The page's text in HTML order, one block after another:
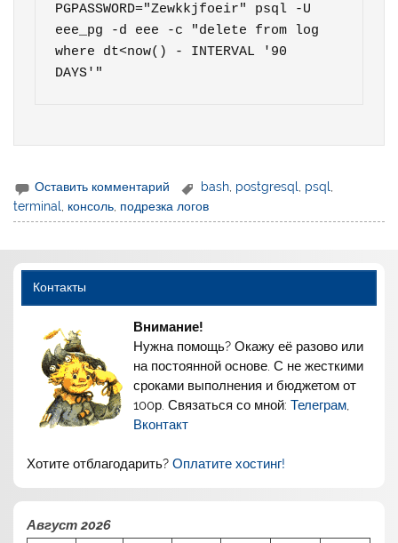
PGPASSWORD="Zewkkjfoeir" psql -U
eee_pg -d eee -c "delete from log
where dt<now() - INTERVAL '90
DAYS'"
Оставить комментарий bash postgresql psql
terminal консоль подрезка логов
Контакты
Внимание!
Нужна помощь? Окажу её разово или
на постоянной основе. С не жесткими
сроками выполнения и бюджетом от
100р. Связаться со мной:Телеграм,
Вконтакт
Хотите отблагодарить?Оплатите хостинг!
Август 2026